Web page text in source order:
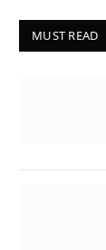
MUST READ